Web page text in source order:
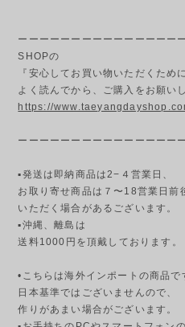
ーーーーーーーーーーーーーーー
SHOPの
『安心してお買い物いただくため
よく読んでから、ご購入をお願い
https://
ーーーーーーーーーーーーーーー
▪発送は即納商品は2−４営業日、
お取り寄せ商品は７〜18営業日前
いただく場合があるございます。
▪︎沖縄、離島は
送料1000円を頂戴しております。
•こちらは海外インポートの商品で
日本基準ではございませんので、
作りがあまい場合がございます。